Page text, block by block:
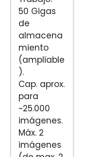
50 Gigas
de
almacena
miento
(ampliable
).
Cap. aprox.
para
~25.000
imágenes.
Máx. 2
imágenes